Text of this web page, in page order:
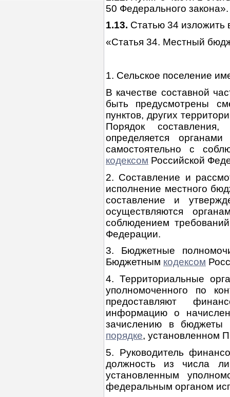
50 Федерального закона».
1.13. Статью 34 изложить
«Статья 34. Местный
1. Сельское поселение
В качестве составной
быть предусмотрены
пунктов, других
Порядок
определяется
самостоятельно с
кодексом Российской
2. Составление и
исполнение местного
составление и
осуществляются
соблюдением
Федерации.
3. Бюджетные
Бюджетным кодексом
4. Территориальные
уполномоченного по
предоставляют
информацию о
зачислению в бюджеты
порядке, установленном
5. Руководитель
должность из числа
установленным
федеральным органом